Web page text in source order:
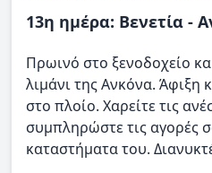
13η ημέρα: Βενετία -
Πρωινό στο ξενοδοχείο
λιμάνι της Ανκόνα. Άφιξη
στο πλοίο. Χαρείτε τις
συμπληρώστε τις αγορές
καταστήματα του.